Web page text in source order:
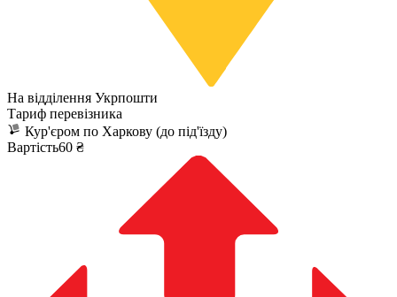
На відділення Укрпошти
Тариф перевізника
Кур'єром по Харкову (до під'їзду)
Вартість60 ₴